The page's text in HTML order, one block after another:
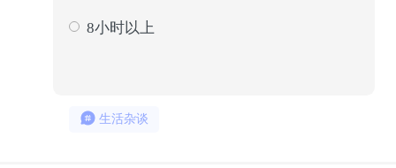
8小时以上
生活杂谈